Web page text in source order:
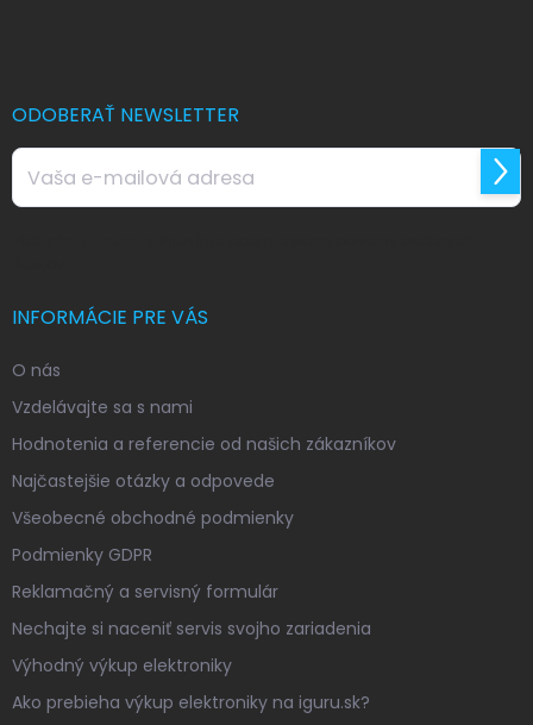
ODOBERAŤ NEWSLETTER
sa
INFORMÁCIE PRE VÁS
O nás
Vzdelávajte sa s nami
Hodnotenia a referencie od našich zákazníkov
Najčastejšie otázky a odpovede
Všeobecné obchodné podmienky
Podmienky GDPR
Reklamačný a servisný formulár
Nechajte si naceniť servis svojho zariadenia
Výhodný výkup elektroniky
Ako prebieha výkup elektroniky na iguru.sk?